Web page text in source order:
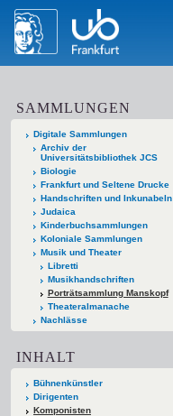
SAMMLUNGEN
Digitale Sammlungen
Archiv der
Universitätsbibliothek JCS
Biologie
Frankfurt und Seltene Drucke
Handschriften und Inkunabeln
Judaica
Kinderbuchsammlungen
Koloniale Sammlungen
Musik und Theater
Libretti
Musikhandschriften
Porträtsammlung Manskopf
Theateralmanache
Nachlässe
INHALT
Bühnenkünstler
Dirigenten
Komponisten